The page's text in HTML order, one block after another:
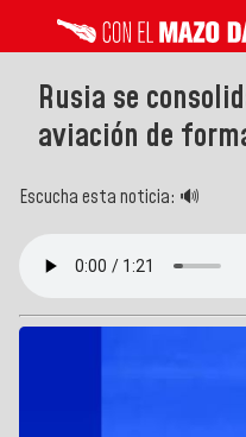
Rusia se
aviación de
Escucha esta noticia: 🔊